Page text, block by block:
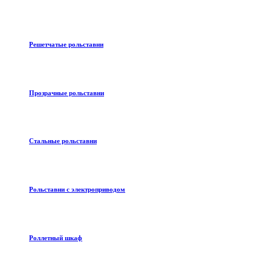
Решетчатые рольставни
Прозрачные рольставни
Стальные рольставни
Рольставни с электроприводом
Роллетный шкаф